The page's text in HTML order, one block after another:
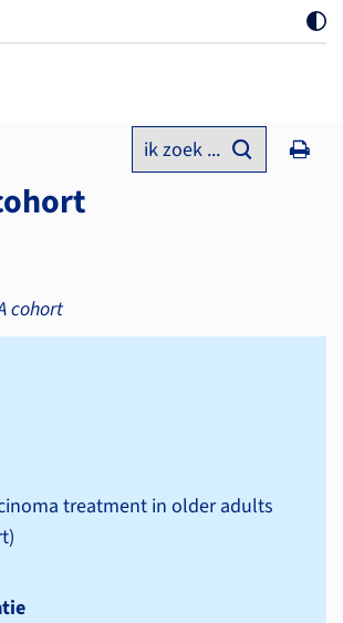
ik zoek ...
cohort
treatment in older adults